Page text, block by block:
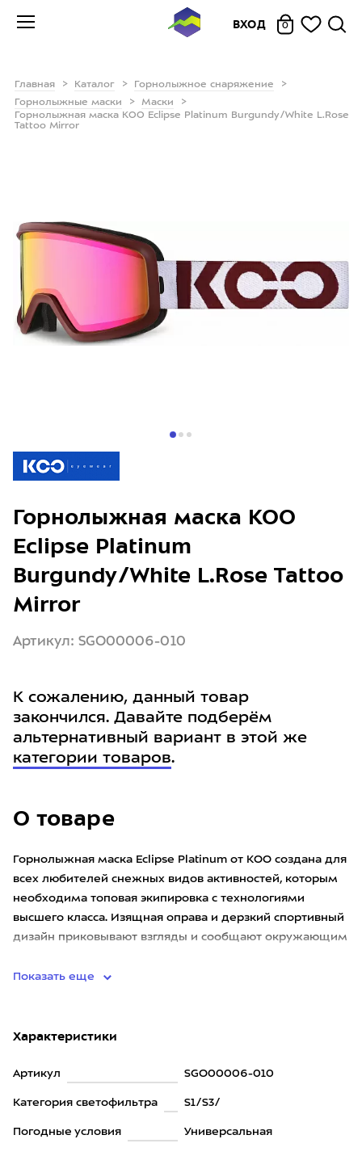
ВХОД 0
Главная Каталог
Горнолыжное снаряжение
Горнолыжные маски
Маски
Горнолыжная маска KOO Eclipse Platinum Burgundy/White L.Rose
Tattoo Mirror
О товаре
Горнолыжная маска Eclipse Platinum от KOO создана для
всех любителей снежных видов активностей, которым
необходима топовая экипировка с технологиями
высшего класса. Изящная оправа и дерзкий спортивный
дизайн приковывают взгляды и сообщают окружающим
Показать еще
Характеристики
Артикул SGO00006-010
Категория светофильтра S1/S3/
Погодные условия Универсальная
Горнолыжная маска KOO
Eclipse Platinum
Burgundy/White L.Rose Tattoo
Mirror
Артикул: SGO00006-010
К сожалению, данный товар
закончился. Давайте подберём
альтернативный вариант в этой же
категории товаров.